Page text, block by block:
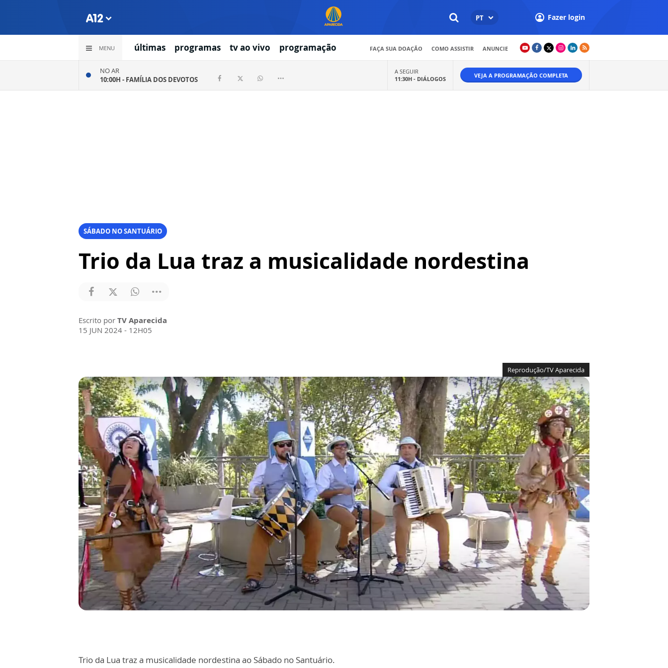
PT Fazer login
MENU últimas programas tv ao vivo programação FAÇA SUA DOAÇÃO COMO ASSISTIR ANUNCIE
NO AR
10:00H - FAMÍLIA DOS DEVOTOS
A SEGUIR
11:30H - DIÁLOGOS VEJA A PROGRAMAÇÃO COMPLETA
SÁBADO NO SANTUÁRIO
Trio da Lua traz a musicalidade nordestina
Escrito por TV Aparecida
15 JUN 2024 - 12H05
Reprodução/TV Aparecida
Trio da Lua traz a musicalidade nordestina ao Sábado no Santuário.